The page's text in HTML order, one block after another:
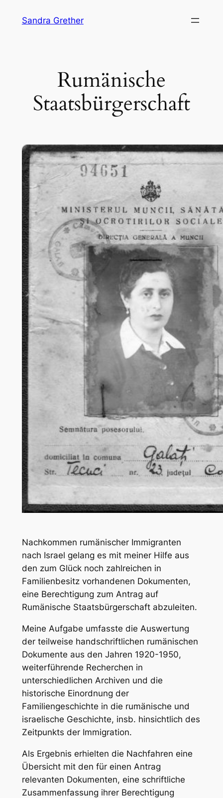
Sandra Grether
Rumänische
Staatsbürgerschaft
Nachkommen rumänischer Immigranten
nach Israel gelang es mit meiner Hilfe aus
den zum Glück noch zahlreichen in
Familienbesitz vorhandenen Dokumenten,
eine Berechtigung zum Antrag auf
Rumänische Staatsbürgerschaft abzuleiten.
Meine Aufgabe umfasste die Auswertung
der teilweise handschriftlichen rumänischen
Dokumente aus den Jahren 1920-1950,
weiterführende Recherchen in
unterschiedlichen Archiven und die
historische Einordnung der
Familiengeschichte in die rumänische und
israelische Geschichte, insb. hinsichtlich des
Zeitpunkts der Immigration.
Als Ergebnis erhielten die Nachfahren eine
Übersicht mit den für einen Antrag
relevanten Dokumenten, eine schriftliche
Zusammenfassung ihrer Berechtigung